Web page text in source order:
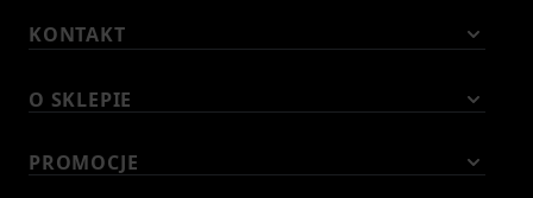
KONTAKT
O SKLEPIE
PROMOCJE